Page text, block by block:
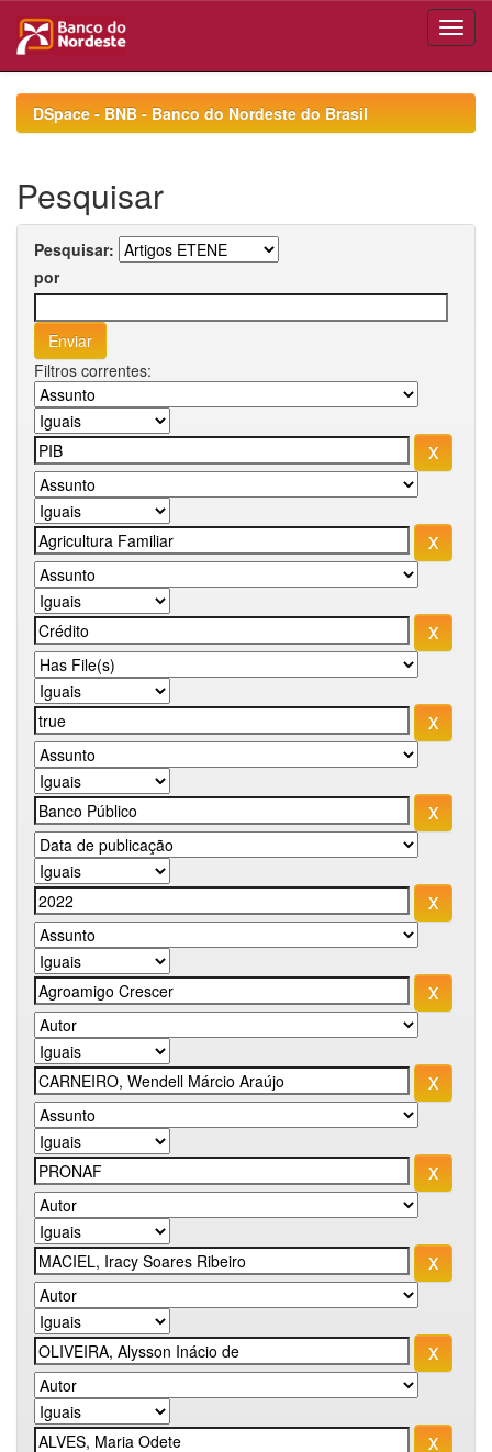
navigationDSpace - BNB - Banco do Nordeste do Brasil
Pesquisar
Pesquisar:
por
Filtros correntes: